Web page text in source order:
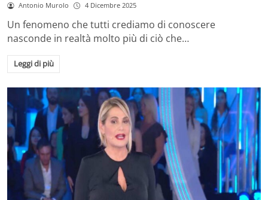
Antonio Murolo 4 Dicembre 2025
Un fenomeno che tutti crediamo di conoscere
nasconde in realtà molto più di ciò che…
Leggi di più